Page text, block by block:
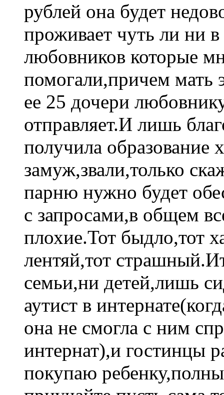
рублей она будет
проживает чуть ли ни
любовников которые
помогали,причем мать
ее 25 дочери
отправляет.И лишь
получила образование
замуж,звали,только
парню нужно будет
с запросами,в общем
плохие.Тот быдло,тот
лентяй,тот
семьи,ни детей,лишь
аутист в
она не смогла с ним
интернат),и гостинцы
покупаю